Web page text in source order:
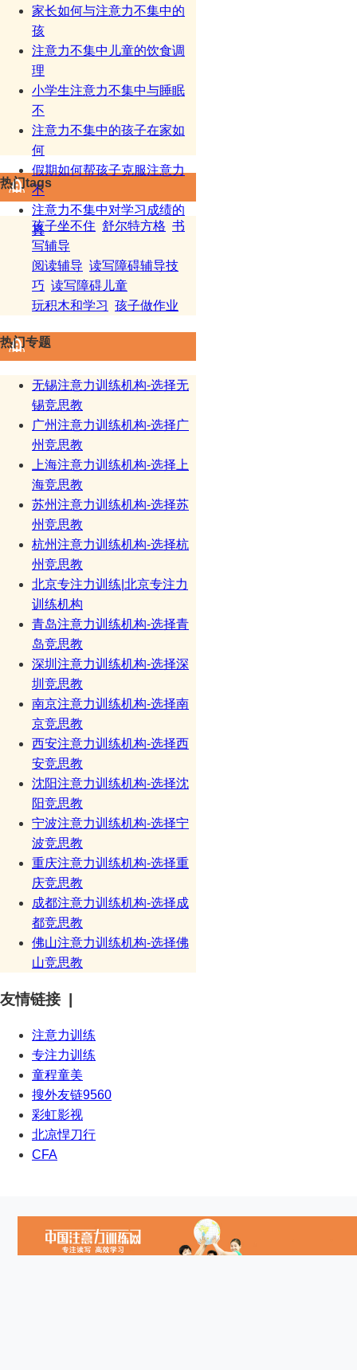
家长如何与注意力不集中的
孩
注意力不集中儿童的饮食调
理
小学生注意力不集中与睡眠
不
注意力不集中的孩子在家如
何
假期如何帮孩子克服注意力
不
注意力不集中对学习成绩的
真
热门tags
孩子坐不住 舒尔特方格 书
写辅导
阅读辅导 读写障碍辅导技
巧 读写障碍儿童
玩积木和学习 孩子做作业
热门专题
无锡注意力训练机构-选择无
锡竞思教
广州注意力训练机构-选择广
州竞思教
上海注意力训练机构-选择上
海竞思教
苏州注意力训练机构-选择苏
州竞思教
杭州注意力训练机构-选择杭
州竞思教
北京专注力训练|北京专注力
训练机构
青岛注意力训练机构-选择青
岛竞思教
深圳注意力训练机构-选择深
圳竞思教
南京注意力训练机构-选择南
京竞思教
西安注意力训练机构-选择西
安竞思教
沈阳注意力训练机构-选择沈
阳竞思教
宁波注意力训练机构-选择宁
波竞思教
重庆注意力训练机构-选择重
庆竞思教
成都注意力训练机构-选择成
都竞思教
佛山注意力训练机构-选择佛
山竞思教
友情链接 |
注意力训练
专注力训练
童程童美
搜外友链9560
彩虹影视
北凉悍刀行
CFA